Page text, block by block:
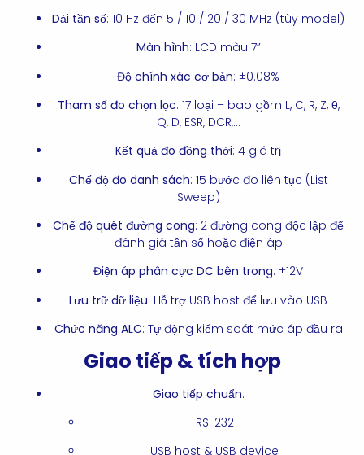
Dải tần số: 10 Hz đến 5 / 10 / 20 / 30 MHz (tùy model)
Màn hình: LCD màu 7”
Độ chính xác cơ bản: ±0.08%
Tham số đo chọn lọc: 17 loại – bao gồm L, C, R, Z, θ,
Q, D, ESR, DCR,…
Kết quả đo đồng thời: 4 giá trị
Chế độ đo danh sách: 15 bước đo liên tục (List
Sweep)
Chế độ quét đường cong: 2 đường cong độc lập để
đánh giá tần số hoặc điện áp
Điện áp phân cực DC bên trong: ±12V
Lưu trữ dữ liệu: Hỗ trợ USB host để lưu vào USB
Chức năng ALC: Tự động kiểm soát mức áp đầu ra
Giao tiếp & tích hợp
Giao tiếp chuẩn:
RS-232
USB host & USB device